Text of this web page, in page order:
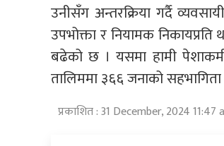
उनीसँग अन्तरक्रिया गर्दै
उपभोक्ता र नियामक
बढेको छ । यसमा हामी
तालिममा ३६६ जनाको सहभागिता
प्रकाशित : 31 December, 2024 11:47